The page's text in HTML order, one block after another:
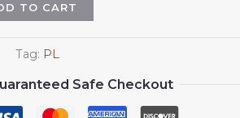
TO CART
Tag: PL
Safe Checkout